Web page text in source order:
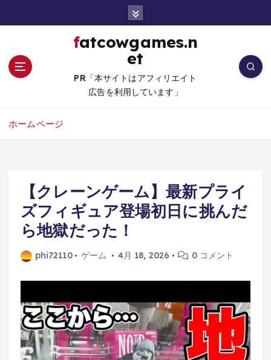
fatcowgames.n
et
PR「本サイトはアフィリエイト
広告を利用しています」
ホームページ
【クレーンゲーム】最新プライ
ズフィギュア登場初日に挑んだ
ら地獄だった！
phi72110 ゲーム 4月 18, 2026 0 コメント